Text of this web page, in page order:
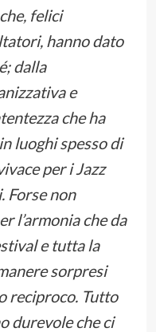
felici
hanno dato
dalla
e
che ha
luoghi spesso di
per i Jazz
Forse non
l’armonia che da
e tutta la
sorpresi
reciproco. Tutto
durevole che ci